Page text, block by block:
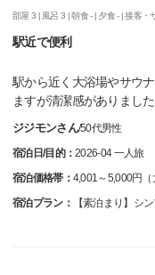
部屋 3 | 風呂 3 |朝食 - | 夕食 - |接客・
駅近で便利
駅から近く大浴場やサウ
ますが清潔感がありまし
ジジモンさん/50代男性
宿泊日/目的：2026-04 一人旅
宿泊価格帯： 4,001～5,000円（
宿泊プラン：
【素泊まり】シ